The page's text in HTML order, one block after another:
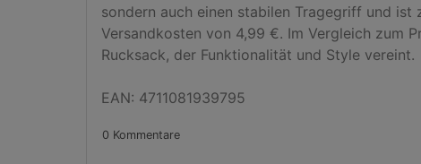
sondern auch einen stabilen Tragegriff und
Versandkosten von 4,99 €. Im Vergleich zum
Rucksack, der Funktionalität und Style vereint.
EAN: 4711081939795
0 Kommentare